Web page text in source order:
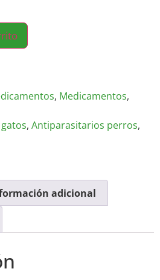
, Medicamentos,
, Antiparasitarios perros,
adicional